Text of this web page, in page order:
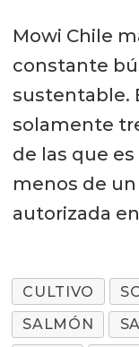
Mowi Chile
constante
sustentable.
solamente
de las que
menos de un
autorizada
CULTIVO
SALMÓN